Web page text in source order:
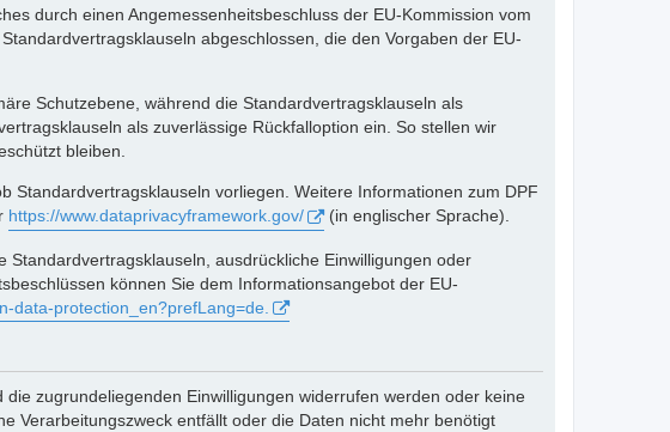
durch einen Angemessenheitsbeschluss der EU-Kommission vom
abgeschlossen, die den Vorgaben der EU-
Schutzebene, während die Standardvertragsklauseln als
als zuverlässige Rückfalloption ein. So stellen wir
bleiben.
Standardvertragsklauseln vorliegen. Weitere Informationen zum DPF
https://www.dataprivacyframework.gov/ (in englischer Sprache).
ausdrückliche Einwilligungen oder
können Sie dem Informationsangebot der EU-
data-protection_en?prefLang=de.
zugrundeliegenden Einwilligungen widerrufen werden oder keine
Verarbeitungszweck entfällt oder die Daten nicht mehr benötigt